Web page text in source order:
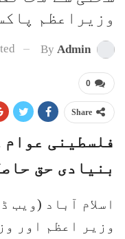
وزیراعظم
By Admin
0
Share
فلسطینی عوام
بنیادی حق
اسلام آباد (ویب
وزیر اعظم اور